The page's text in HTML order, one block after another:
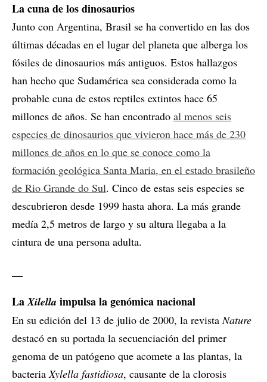
La cuna de los dinosaurios
Junto con Argentina, Brasil se ha convertido en las dos
últimas décadas en el lugar del planeta que alberga los
fósiles de dinosaurios más antiguos. Estos hallazgos
han hecho que Sudamérica sea considerada como la
probable cuna de estos reptiles extintos hace 65
millones de años. Se han encontrado al menos seis
especies de dinosaurios que vivieron hace más de 230
millones de años en lo que se conoce como la
formación geológica Santa Maria, en el estado brasileño
de Rio Grande do Sul. Cinco de estas seis especies se
descubrieron desde 1999 hasta ahora. La más grande
medía 2,5 metros de largo y su altura llegaba a la
cintura de una persona adulta.
LaXilella impulsa la genómica nacional
En su edición del 13 de julio de 2000, la revistaNature
destacó en su portada la secuenciación del primer
genoma de un patógeno que acomete a las plantas, la
bacteriaXylella fastidiosa, causante de la clorosis